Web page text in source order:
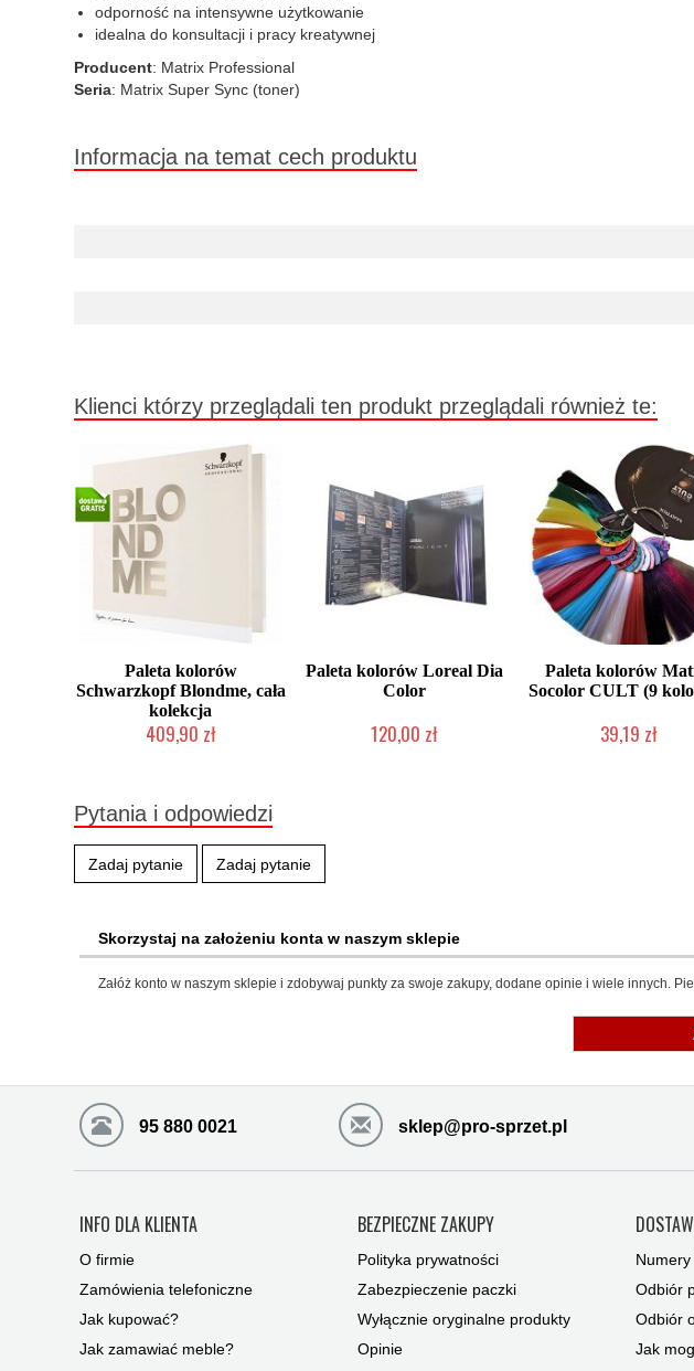
odporność na intensywne użytkowanie
idealna do konsultacji i pracy kreatywnej
Producent: Matrix Professional
Seria: Matrix Super Sync (toner)
Informacja na temat cech produktu
Klienci którzy przeglądali ten produkt przeglądali również te:
Paleta kolorów
Schwarzkopf Blondme, cała
kolekcja
409,90 zł
Paleta kolorów Loreal Dia
Color
120,00 zł
Paleta kolorów
Socolor CULT (9
39,19 zł
Pytania i odpowiedzi
Zadaj pytanie Zadaj pytanie
Skorzystaj na założeniu konta w naszym sklepie
Załóż konto w naszym sklepie i zdobywaj punkty za swoje zakupy, dodane opinie i wiele innych.
95 880 0021 sklep@pro-sprzet.pl
INFO DLA KLIENTA
O firmie
Zamówienia telefoniczne
Jak kupować?
Jak zamawiać meble?
BEZPIECZNE ZAKUPY
Polityka prywatności
Zabezpieczenie paczki
Wyłącznie oryginalne produkty
Opinie
Odbiór
Odbiór
Jak